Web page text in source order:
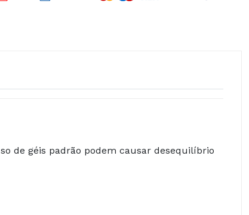
de géis padrão podem causar desequilíbrio